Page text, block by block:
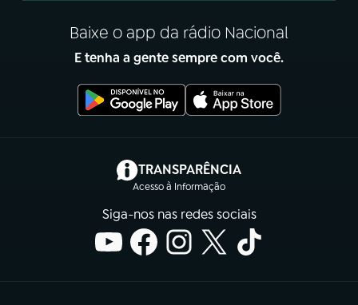
Baixe o app da rádio Nacional
E tenha a gente sempre com você.
TRANSPARÊNCIA
Acesso à Informação
(abre em nova aba)
Siga-nos nas redes sociais